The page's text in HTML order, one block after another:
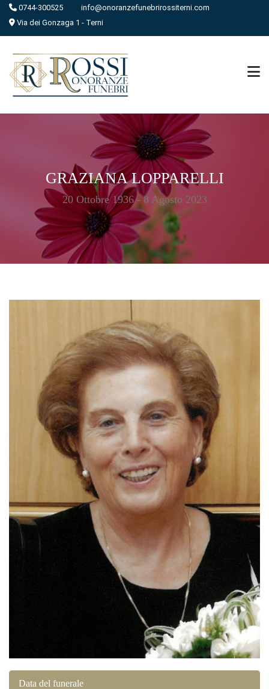
0744-300525
info@onoranzefunebrirossiterni.com
Via dei Gonzaga 1 - Terni
GRAZIANA LOPPARELLI
20 Ottobre 1936 - 8 Agosto 2023
Data del funerale